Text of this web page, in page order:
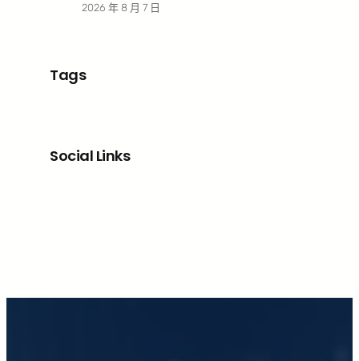
2026 年 8 月 7 日
Tags
Social Links